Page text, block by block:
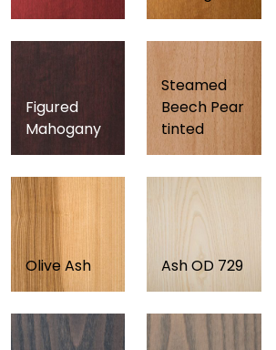
Figured
Mahogany
Steamed
Beech Pear
tinted
Olive Ash Ash OD 729